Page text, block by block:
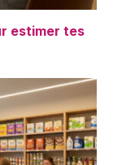
estimer tes